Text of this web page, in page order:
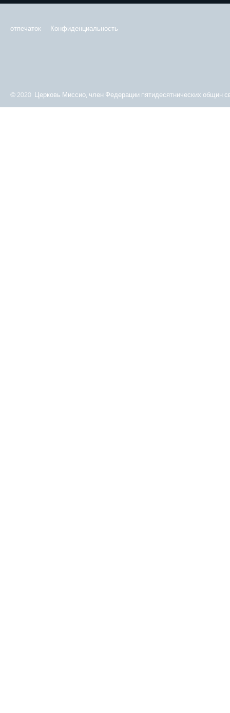
отпечаток Конфиденциальность
© 2020 Церковь Миссио, член Федерации пятидесятнических общин